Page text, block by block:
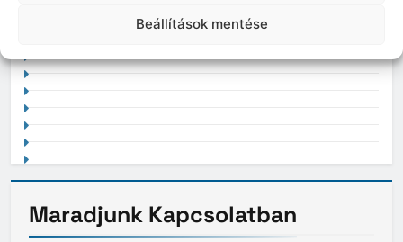
Beállítások mentése
Maradjunk Kapcsolatban